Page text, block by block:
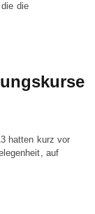
die
hatten kurz vor
auf